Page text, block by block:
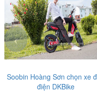
Soobin Hoàng Sơn chọn xe
điện DKBike
‹